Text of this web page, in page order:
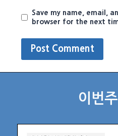
Save my name, email,
browser for the next
이번